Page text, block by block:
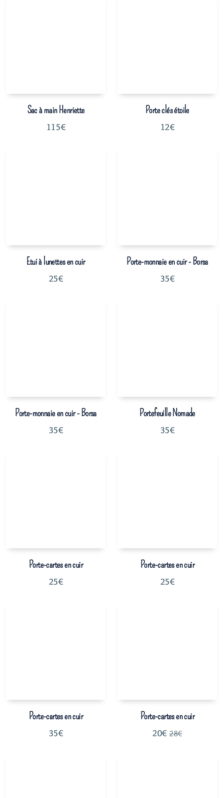
Sac à main Henriette
115€
Porte clés étoile
12€
Etui à lunettes en cuir
25€
Porte-monnaie en cuir - Borsa
35€
Porte-monnaie en cuir - Borsa
35€
Portefeuille Nomade
35€
Porte-cartes en cuir
25€
Porte-cartes en cuir
25€
Porte-cartes en cuir
35€
Porte-cartes en cuir
20€ 28€